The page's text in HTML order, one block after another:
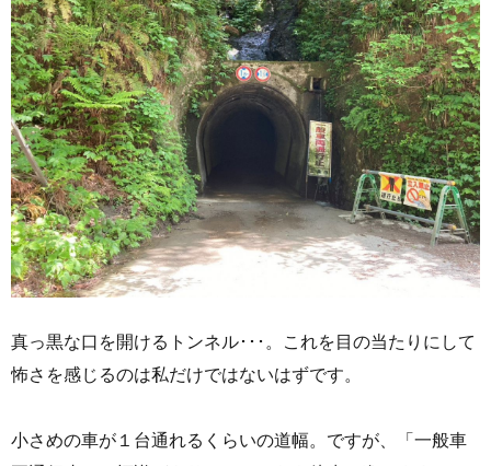
真っ黒な口を開けるトンネル･･･。これを目の当たりにして
怖さを感じるのは私だけではないはずです。
小さめの車が１台通れるくらいの道幅。ですが、「一般車